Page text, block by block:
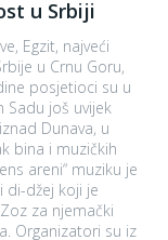
u Srbiji
Egzit, najveći
u Crnu Goru,
Sadu još uvijek
Dunava, u
bina i muzičkih
areni“ muziku je
di-džej koji je
za njemački